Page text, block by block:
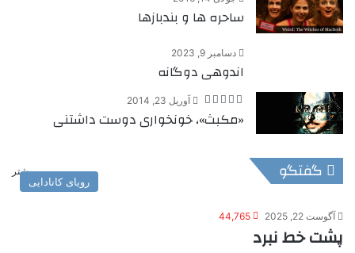
ساحره ها و بندبازها
دسامبر 9, 2023
اندوهی دوگانه
آوریل 23, 2014
«مکبث»، خونخواری دوست داشتنی
گفتگو بیشتر
رویای کانادایی
آگوست 22, 2025 44,765
پشت خط نبرد